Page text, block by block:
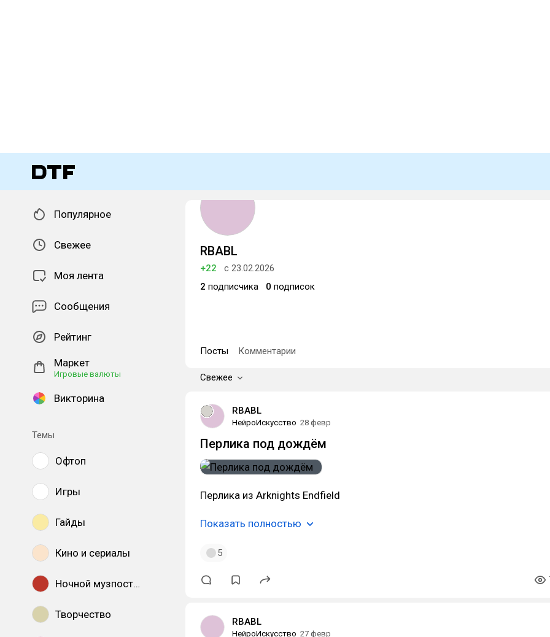
Популярное
Свежее
Моя лента
Сообщения
Рейтинг
Маркет
Игровые валюты
Викторина
Темы
Офтоп
Игры
Гайды
Кино и сериалы
Ночной музпостинг
Творчество
RBABL
+22
с 23.02.2026
2 подписчика 0 подписок
Посты Комментарии
Свежее
RBABL
НейроИскусство 28 февр
Перлика под дождём
Перлика из Arknights Endfield
Показать полностью
5
RBABL
НейроИскусство 27 февр